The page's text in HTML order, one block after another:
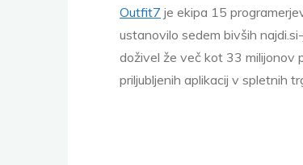
Outfit7 je ekipa 15
ustanovilo sedem bivših
doživel že več kot 33 milijonov
priljubljenih aplikacij v spletnih